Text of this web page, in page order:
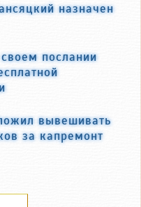
назначен
послании
вывешивать
за капремонт